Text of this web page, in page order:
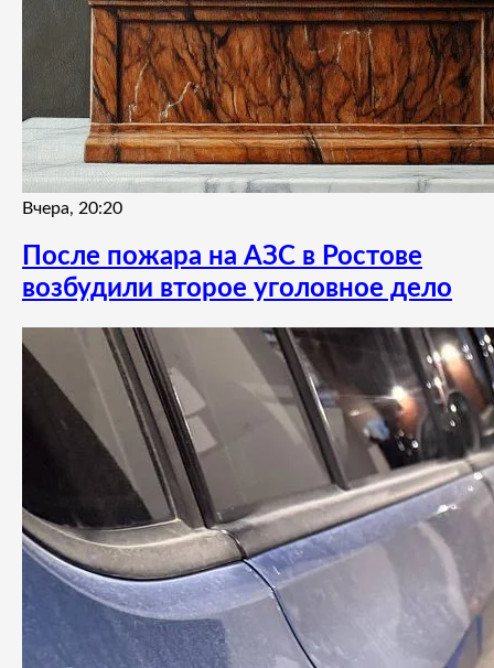
Вчера, 20:20
После пожара на АЗС в Ростове
возбудили второе уголовное дело